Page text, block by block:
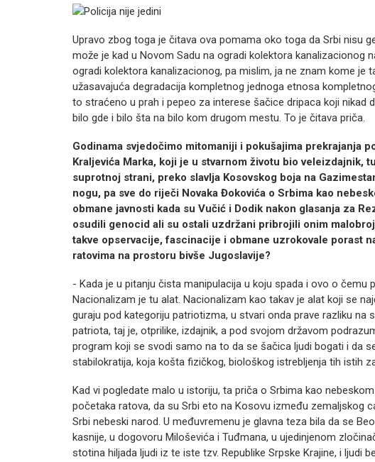
Upravo zbog toga je čitava ova pomama oko toga da Srbi nisu
može je kad u Novom Sadu na ogradi kolektora kanalizacionog
ogradi kolektora kanalizacionog, pa mislim, ja ne znam kome je
užasavajuća degradacija kompletnog jednoga etnosa
to straćeno u prah i pepeo za interese šačice dripaca koji nikad
bilo gde i bilo šta na bilo kom drugom mestu. To je čitava priča.
Godinama svjedočimo mitomaniji i pokušajima prekrajanja
Kraljevića Marka, koji je u stvarnom životu bio veleizdajnik,
suprotnoj strani, preko slavlja Kosovskog boja na
nogu, pa sve do riječi Novaka Đokovića o Srbima kao
obmane javnosti kada su Vučić i Dodik nakon glasanja za
osudili genocid ali su ostali uzdržani pribrojili onim
takve opservacije, fascinacije i obmane uzrokovale porast
ratovima na prostoru bivše Jugoslavije?
- Kada je u pitanju čista manipulacija u koju spada i ovo o
Nacionalizam je tu alat. Nacionalizam kao takav je alat koji se
guraju pod kategoriju patriotizma, u stvari onda prave razliku na
patriota, taj je, otprilike, izdajnik, a pod svojom državom
program koji se svodi samo na to da se šačica ljudi bogati i da
stabilokratija, koja košta fizičkog, biološkog istrebljenja tih istih
Kad vi pogledate malo u istoriju, ta priča o Srbima kao
početaka ratova, da su Srbi eto na Kosovu između zemaljskog
Srbi nebeski narod. U međuvremenu je glavna teza bila da se
kasnije, u dogovoru Miloševića i Tuđmana, u ujedinjenom
stotina hiljada ljudi iz te iste tzv. Republike Srpske Krajine, i ljudi